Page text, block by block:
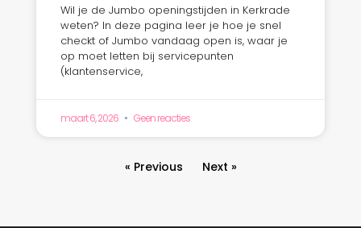
Wil je de Jumbo openingstijden in Kerkrade
weten? In deze pagina leer je hoe je snel
checkt of Jumbo vandaag open is, waar je
op moet letten bij servicepunten
(klantenservice,
maart 6, 2026 Geen reacties
« Previous Next »